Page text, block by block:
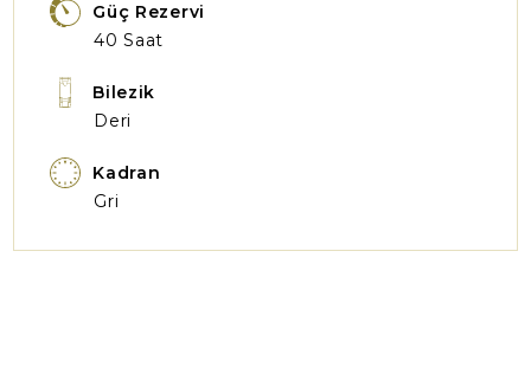
Güç Rezervi
40 Saat
Bilezik
Deri
Kadran
Gri